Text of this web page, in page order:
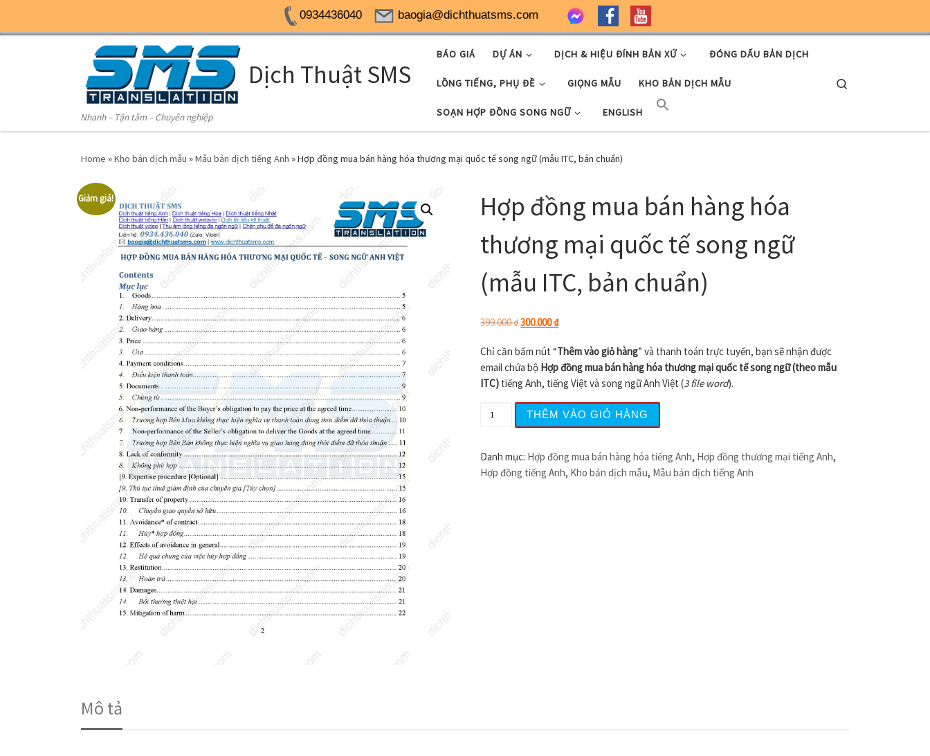
0934436040 baogia@dichthuatsms.com
Dịch Thuật SMS
Nhanh – Tận tâm – Chuyên nghiệp
BÁO GIÁ DỰ ÁN DỊCH & HIỆU ĐÍNH BẢN XỨ ĐÓNG DẤU BẢN DỊCH
LỒNG TIẾNG, PHỤ ĐỀ GIỌNG MẪU KHO BẢN DỊCH MẪU
SOẠN HỢP ĐỒNG SONG NGỮ ENGLISH
Home »Kho bản dịch mẫu »Mẫu bản dịch tiếng Anh »Hợp đồng mua bán hàng hóa thương mại quốc tế song ngữ (mẫu ITC, bản chuẩn)
Giảm giá!
Hợp đồng mua bán hàng hóa
thương mại quốc tế song ngữ
(mẫu ITC, bản chuẩn)
399.000₫Giá gốc là: 399.000 ₫.
300.000₫Giá hiện tại là: 300.000 ₫.
Chỉ cần bấm nút “Thêm vào giỏ hàng” và thanh toán trực tuyến, bạn sẽ nhận được
email chứa bộ Hợp đồng mua bán hàng hóa thương mại quốc tế song ngữ (theo mẫu
ITC) tiếng Anh, tiếng Việt và song ngữ Anh Việt (3 file word).
Hợp đồng mua bán hàng hóa thương mại quốc tế song ngữ (mẫu ITC, bản chuẩn) số
THÊM VÀO GIỎ HÀNG
Danh mục: Hợp đồng mua bán hàng hóa tiếng Anh, Hợp đồng thương mại tiếng Anh,
Hợp đồng tiếng Anh, Kho bản dịch mẫu, Mẫu bản dịch tiếng Anh
Mô tả